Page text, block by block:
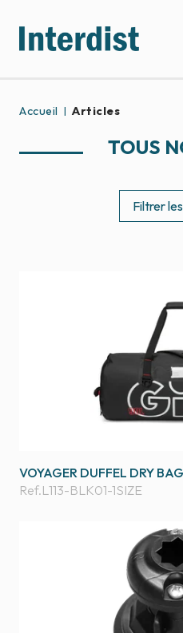
Accueil Articles
TOUS
Filtrer
VOYAGER DUFFEL DRY
Ref.L113-BLK01-1SIZE